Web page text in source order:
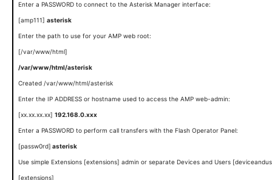
Enter a PASSWORD to connect to the Asterisk Manager interface:
[amp111] asterisk
Enter the path to use for your AMP web root:
[/var/www/html]
/var/www/html/asterisk
Created /var/www/html/asterisk
Enter the IP ADDRESS or hostname used to access the AMP web-admin:
[xx.xx.xx.xx] 192.168.0.xxx
Enter a PASSWORD to perform call transfers with the Flash Operator Panel:
[passw0rd] asterisk
Use simple Extensions [extensions] admin or separate Devices and Users
[extensions]